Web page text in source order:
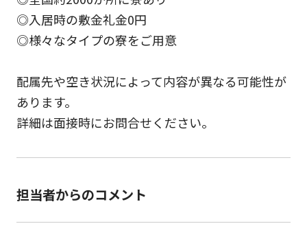
◎入居時の敷金礼金0円
◎様々なタイプの寮をご用意
配属先や空き状況によって内容が異なる可能性が
あります。
詳細は面接時にお問合せください。
担当者からのコメント